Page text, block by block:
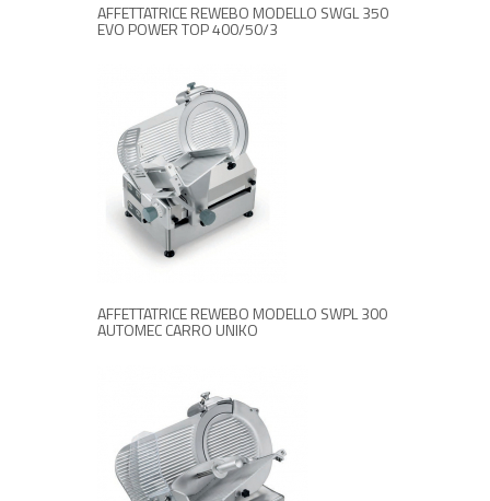
AFFETTATRICE REWEBO MODELLO SWGL 350
EVO POWER TOP 400/50/3
AFFETTATRICE REWEBO MODELLO SWPL 300
AUTOMEC CARRO UNIKO
RICHIEDI INFORMAZIONI